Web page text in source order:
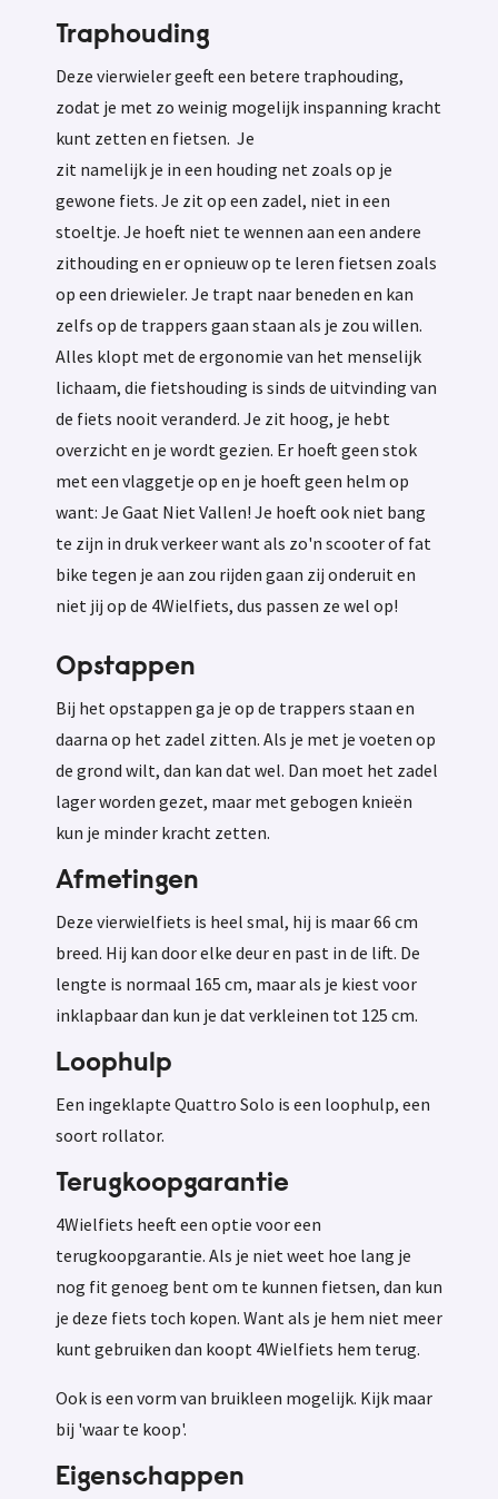
Traphouding
Deze vierwieler geeft een betere traphouding,
zodat je met zo weinig mogelijk inspanning kracht
kunt zetten en fietsen. Je
zit namelijk je in een houding net zoals op je
gewone fiets. Je zit op een zadel, niet in een
stoeltje. Je hoeft niet te wennen aan een andere
zithouding en er opnieuw op te leren fietsen zoals
op een driewieler. Je trapt naar beneden en kan
zelfs op de trappers gaan staan als je zou willen.
Alles klopt met de ergonomie van het menselijk
lichaam, die fietshouding is sinds de uitvinding van
de fiets nooit veranderd. Je zit hoog, je hebt
overzicht en je wordt gezien. Er hoeft geen stok
met een vlaggetje op en je hoeft geen helm op
want: Je Gaat Niet Vallen! Je hoeft ook niet bang
te zijn in druk verkeer want als zo'n scooter of fat
bike tegen je aan zou rijden gaan zij onderuit en
niet jij op de 4Wielfiets, dus passen ze wel op!
Opstappen
Bij het opstappen ga je op de trappers staan en
daarna op het zadel zitten. Als je met je voeten op
de grond wilt, dan kan dat wel. Dan moet het zadel
lager worden gezet, maar met gebogen knieën
kun je minder kracht zetten.
Afmetingen
Deze vierwielfiets is heel smal, hij is maar 66 cm
breed. Hij kan door elke deur en past in de lift. De
lengte is normaal 165 cm, maar als je kiest voor
inklapbaar dan kun je dat verkleinen tot 125 cm.
Loophulp
Een ingeklapte Quattro Solo is een loophulp, een
soort rollator.
Terugkoopgarantie
4Wielfiets heeft een optie voor een
terugkoopgarantie. Als je niet weet hoe lang je
nog fit genoeg bent om te kunnen fietsen, dan kun
je deze fiets toch kopen. Want als je hem niet meer
kunt gebruiken dan koopt 4Wielfiets hem terug.
Ook is een vorm van bruikleen mogelijk. Kijk maar
bij 'waar te koop'.
Eigenschappen